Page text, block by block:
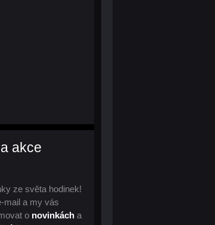
akce
ze světa hodinek!
mail a my vás
o novinkách a